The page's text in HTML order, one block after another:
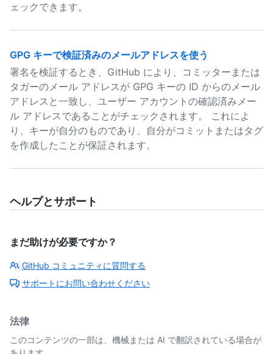
ェックできます。
GPG キーで検証済みのメールアドレスを使う
署名を検証するとき、GitHub により、コミッターまたは
タガーのメール アドレスが GPG キーの ID からのメール
アドレスと一致し、ユーザー アカウントの確認済みメー
ル アドレスであることがチェックされます。 これによ
り、キーが自分のものであり、自分がコミットまたはタグ
を作成したことが保証されます。
ヘルプとサポート
まだ助けが必要ですか？
GitHub コミュニティに質問する
サポートにお問い合わせください
法律
このコンテンツの一部は、機械または AI で翻訳されている場合が